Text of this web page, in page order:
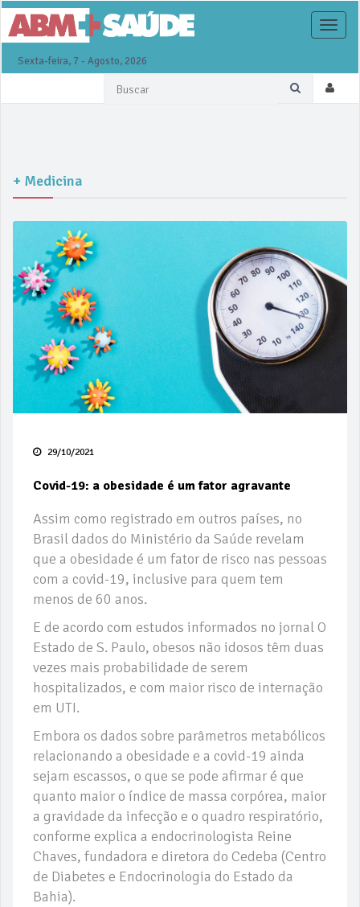
Sexta-feira, 7 - Agosto, 2026
Toggle
+ Medicina
29/10/2021
Covid-19: a obesidade é um fator agravante
Assim como registrado em outros países, no
Brasil dados do Ministério da Saúde revelam
que a obesidade é um fator de risco nas pessoas
com a covid-19, inclusive para quem tem
menos de 60 anos.
E de acordo com estudos informados no jornal O
Estado de S. Paulo, obesos não idosos têm duas
vezes mais probabilidade de serem
hospitalizados, e com maior risco de internação
em UTI.
Embora os dados sobre parâmetros metabólicos
relacionando a obesidade e a covid-19 ainda
sejam escassos, o que se pode afirmar é que
quanto maior o índice de massa corpórea, maior
a gravidade da infecção e o quadro respiratório,
conforme explica a endocrinologista Reine
Chaves, fundadora e diretora do Cedeba (Centro
de Diabetes e Endocrinologia do Estado da
Bahia).